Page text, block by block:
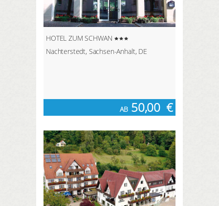
HOTEL ZUM SCHWAN
Nachterstedt, Sachsen-Anhalt, DE
AB 50,00 €